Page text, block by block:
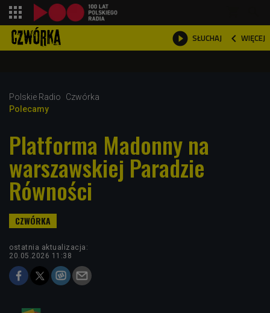
 SŁUCHAJ  WIĘCEJ

Polskie Radio
Czwórka
Polecamy
Platforma Madonny na
warszawskiej Paradzie
Równości
ostatnia aktualizacja:
20.05.2026 11:38